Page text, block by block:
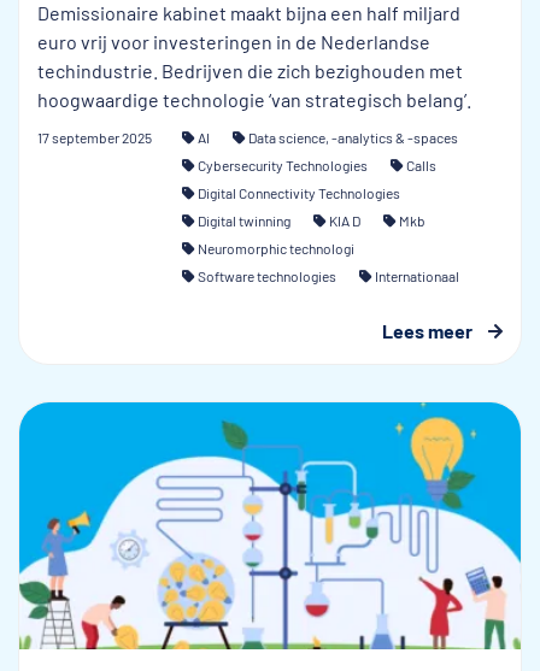
Demissionaire kabinet maakt bijna een half miljard
euro vrij voor investeringen in de Nederlandse
techindustrie. Bedrijven die zich bezighouden met
hoogwaardige technologie ‘van strategisch belang’.
17 september 2025 AI
Data science, -analytics & -spaces
Cybersecurity Technologies
Calls
Digital Connectivity Technologies
Digital twinning
KIA D
Mkb
Neuromorphic technologi
Software technologies
Internationaal
Lees meer